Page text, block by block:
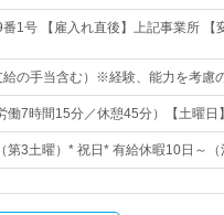
1号 【雇入れ直後】上記事業所 【
の手当含む）※経験、能力を考慮
働7時間15分／休憩45分）【土曜
第3土曜）* 祝日* 有給休暇10日～